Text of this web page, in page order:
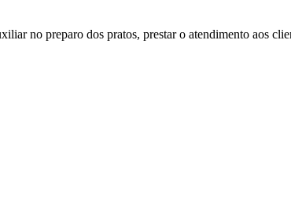
no preparo dos pratos, prestar o atendimento aos